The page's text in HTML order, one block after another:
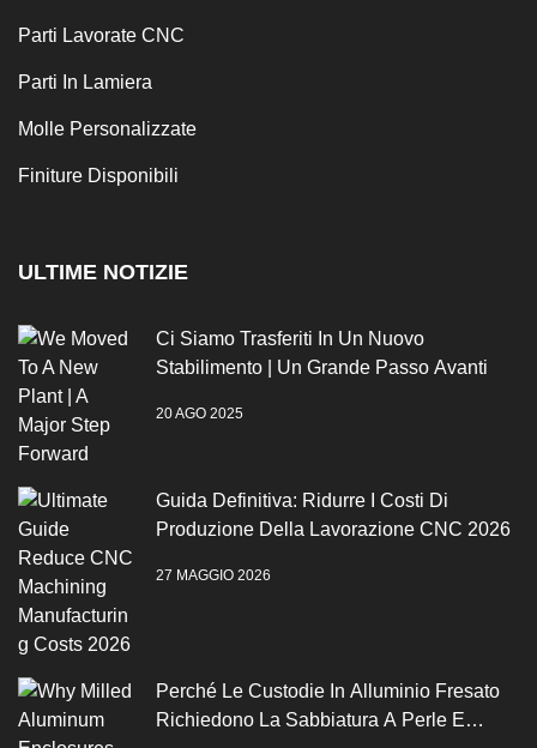
Parti Lavorate CNC
Parti In Lamiera
Molle Personalizzate
Finiture Disponibili
ULTIME NOTIZIE
Ci Siamo Trasferiti In Un Nuovo
Stabilimento | Un Grande Passo Avanti
20 AGO 2025
Guida Definitiva: Ridurre I Costi Di
Produzione Della Lavorazione CNC 2026
27 MAGGIO 2026
Perché Le Custodie In Alluminio Fresato
Richiedono La Sabbiatura A Perle E